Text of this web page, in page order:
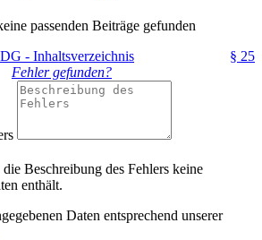
passenden Beiträge gefunden
- Inhaltsverzeichnis
§ 25
Fehler gefunden?
Beschreibung des Fehlers keine
enthält.
Daten entsprechend unserer